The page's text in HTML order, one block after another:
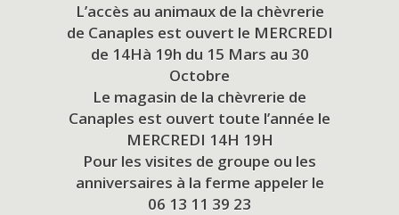
L’accès au animaux de la chèvrerie
de Canaples est ouvert le MERCREDI
de 14Hà 19h du 15 Mars au 30
Octobre
Le magasin de la chèvrerie de
Canaples est ouvert toute l’année le
MERCREDI 14H 19H
Pour les visites de groupe ou les
anniversaires à la ferme appeler le
06 13 11 39 23